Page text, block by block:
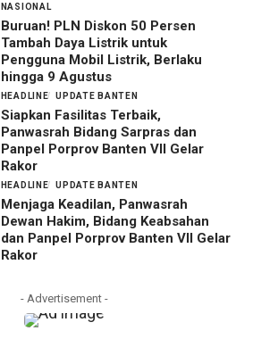
NASIONAL
Buruan! PLN Diskon 50 Persen
Tambah Daya Listrik untuk
Pengguna Mobil Listrik, Berlaku
hingga 9 Agustus
HEADLINE UPDATE BANTEN
Siapkan Fasilitas Terbaik,
Panwasrah Bidang Sarpras dan
Panpel Porprov Banten VII Gelar
Rakor
HEADLINE UPDATE BANTEN
Menjaga Keadilan, Panwasrah
Dewan Hakim, Bidang Keabsahan
dan Panpel Porprov Banten VII Gelar
Rakor
- Advertisement -